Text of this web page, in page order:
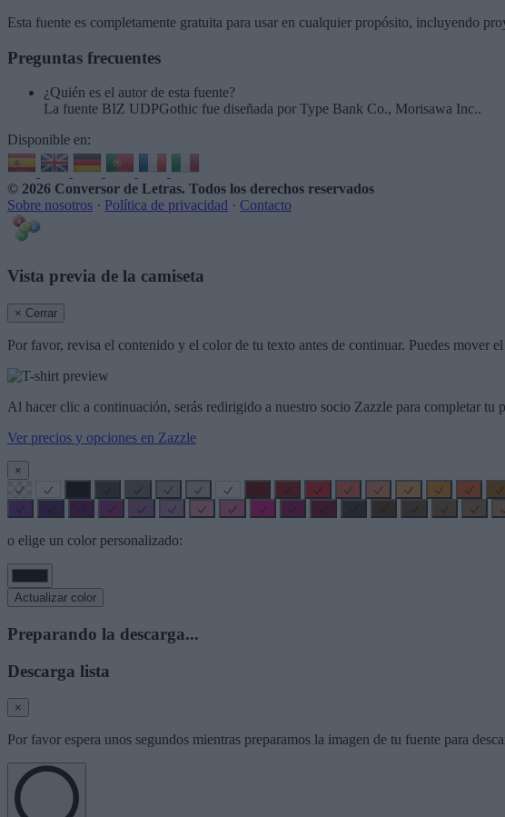
Esta fuente es completamente gratuita para usar en cualquier propósito, incluyendo
Preguntas frecuentes
¿Quién es el autor de esta fuente?
La fuente BIZ UDPGothic fue diseñada por Type Bank Co., Morisawa Inc..
Disponible en:
© 2026 Conversor de Letras. Todos los derechos reservados
Sobre nosotros · Política de privacidad · Contacto
Vista previa de la camiseta
× Cerrar
Por favor, revisa el contenido y el color de tu texto antes de continuar. Puedes mover
Al hacer clic a continuación, serás redirigido a nuestro socio Zazzle para completar tu
Ver precios y opciones en Zazzle
×
o elige un color personalizado:
Actualizar color
Preparando la descarga...
Descarga lista
×
Por favor espera unos segundos mientras preparamos la imagen de tu fuente para